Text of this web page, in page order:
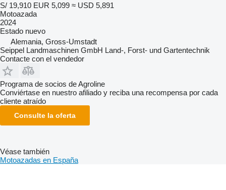
S/ 19,910 EUR 5,099 ≈ USD 5,891
Motoazada
2024
Estado nuevo
Alemania, Gross-Umstadt
Seippel Landmaschinen GmbH Land-, Forst- und Gartentechnik
Contacte con el vendedor
Programa de socios de Agroline
Conviértase en nuestro afiliado y reciba una recompensa por cada
cliente atraído
Consulte la oferta
Véase también
Motoazadas en España